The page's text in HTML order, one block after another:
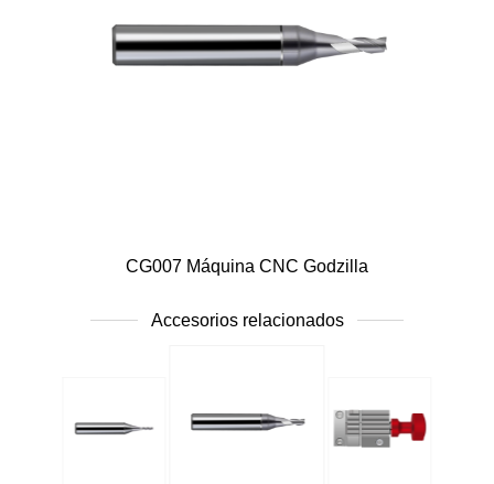
CG007 Máquina CNC Godzilla
Accesorios relacionados